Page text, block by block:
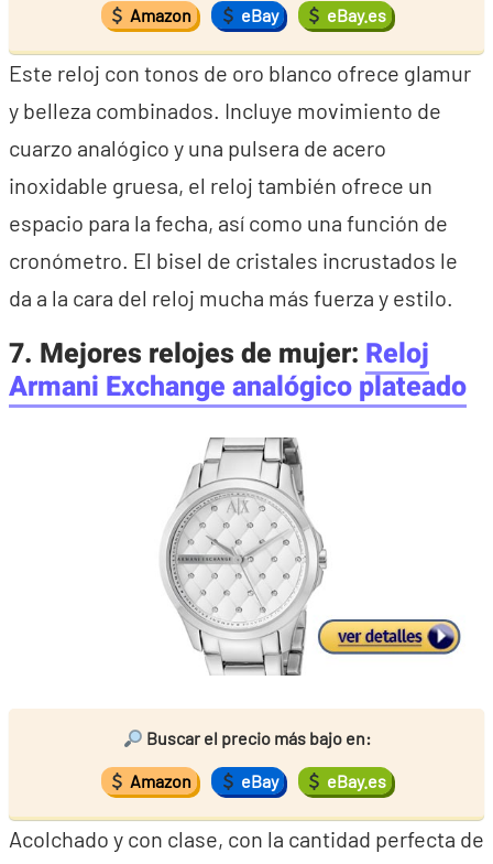
Amazon eBay eBay.es
Este reloj con tonos de oro blanco ofrece glamur
y belleza combinados. Incluye movimiento de
cuarzo analógico y una pulsera de acero
inoxidable gruesa, el reloj también ofrece un
espacio para la fecha, así como una función de
cronómetro. El bisel de cristales incrustados le
da a la cara del reloj mucha más fuerza y estilo.
7. Mejores relojes de mujer: Reloj
Armani Exchange analógico plateado
Buscar el precio más bajo en:
Amazon eBay eBay.es
Acolchado y con clase, con la cantidad perfecta de